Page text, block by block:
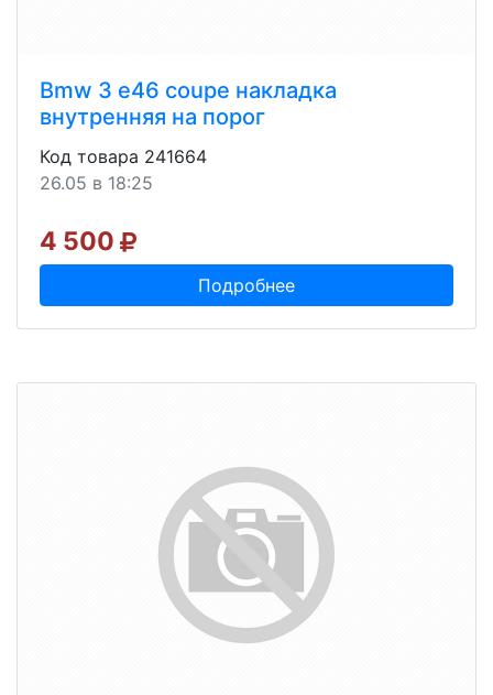
Bmw 3 e46 coupe накладка
внутренняя на порог
Код товара 241664
26.05 в 18:25
4 500
Подробнее